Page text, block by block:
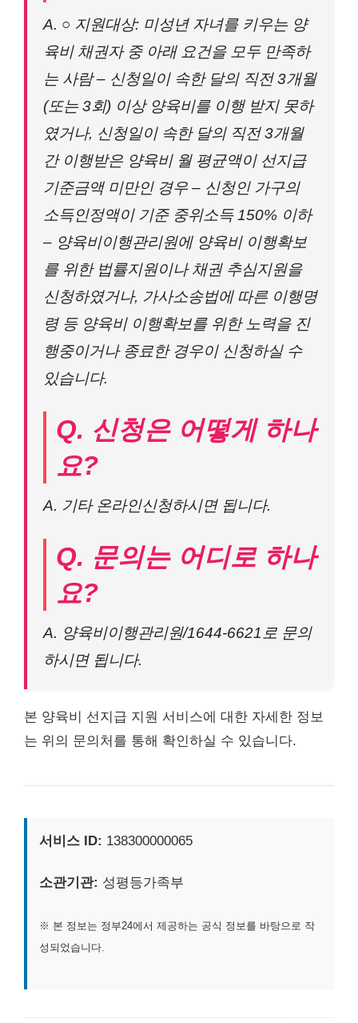
A. ○ 지원대상: 미성년 자녀를 키우는 양
육비 채권자 중 아래 요건을 모두 만족하
는 사람 – 신청일이 속한 달의 직전 3개월
(또는 3회) 이상 양육비를 이행 받지 못하
였거나, 신청일이 속한 달의 직전 3개월
간 이행받은 양육비 월 평균액이 선지급
기준금액 미만인 경우 – 신청인 가구의
소득인정액이 기준 중위소득 150% 이하
– 양육비이행관리원에 양육비 이행확보
를 위한 법률지원이나 채권 추심지원을
신청하였거나, 가사소송법에 따른 이행명
령 등 양육비 이행확보를 위한 노력을 진
행중이거나 종료한 경우이 신청하실 수
있습니다.
Q. 신청은 어떻게 하나
요?
A. 기타 온라인신청하시면 됩니다.
Q. 문의는 어디로 하나
요?
A. 양육비이행관리원/1644-6621로 문의
하시면 됩니다.
본 양육비 선지급 지원 서비스에 대한 자세한 정보
는 위의 문의처를 통해 확인하실 수 있습니다.
서비스 ID: 138300000065
소관기관: 성평등가족부
※ 본 정보는 정부24에서 제공하는 공식 정보를 바탕으로 작
성되었습니다.